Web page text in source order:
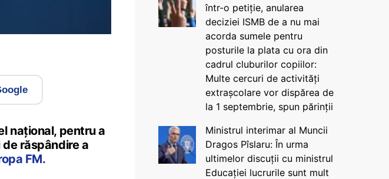
național, pentru a
răspândire a
FM.
într-o petiție, anularea
deciziei ISMB de a nu mai
acorda sumele pentru
posturile la plata cu ora din
cadrul cluburilor copiilor:
Multe cercuri de activități
extrașcolare vor dispărea de
la 1 septembrie, spun părinții
Ministrul interimar al Muncii
Dragos Pîslaru: În urma
ultimelor discuții cu ministrul
Educației lucrurile sunt mult